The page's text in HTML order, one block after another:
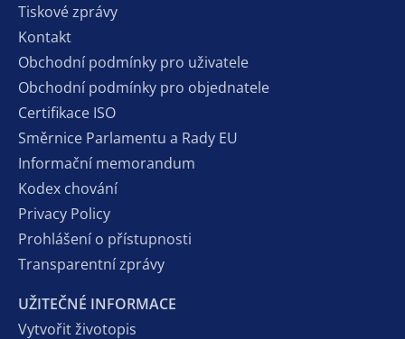
Tiskové zprávy
Kontakt
Obchodní podmínky pro uživatele
Obchodní podmínky pro objednatele
Certifikace ISO
Směrnice Parlamentu a Rady EU
Informační memorandum
Kodex chování
Privacy Policy
Prohlášení o přístupnosti
Transparentní zprávy
UŽITEČNÉ INFORMACE
Vytvořit životopis